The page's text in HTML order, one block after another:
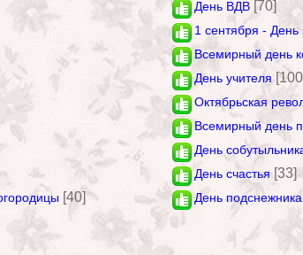
День ВДВ [70]
1 сентября - День
Всемирный день
День учителя
Октябрьская
Всемирный день
День
День счастья [33]
[40] День подснежника